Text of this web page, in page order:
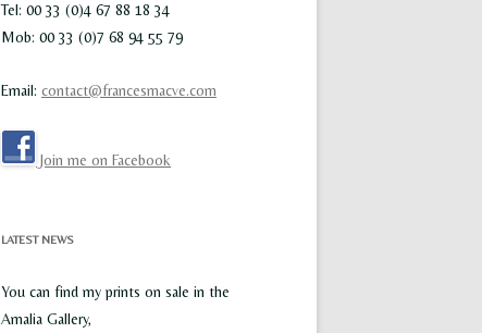
Tel: 00 33 (0)4 67 88 18 34
Mob: 00 33 (0)7 68 94 55 79
Email: contact@francesmacve.com
Join me on Facebook
LATEST NEWS
You can find my prints on sale in the
Amalia Gallery,